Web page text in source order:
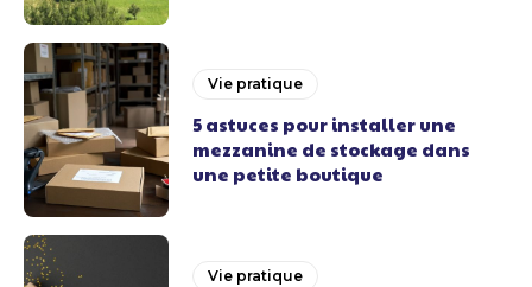
Vie pratique
5 astuces pour installer une
mezzanine de stockage dans
une petite boutique
Vie pratique